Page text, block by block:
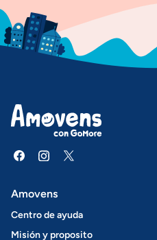
Amovens
Centro de ayuda
Misión y proposito